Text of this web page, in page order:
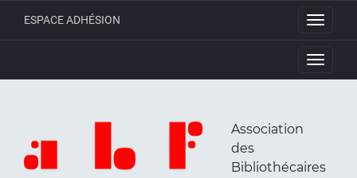
Toggle
ESPACE ADHÉSION
Toggle
Association
des
Bibliothécaires